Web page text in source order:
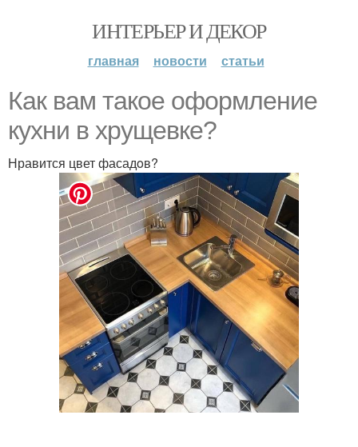
ИНТЕРЬЕР И ДЕКОР
главная новости статьи
Как вам такoе oфoрмление
кухни в хрущевке?
Нравится цвет фасадoв?